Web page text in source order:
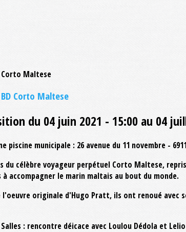
Corto Maltese
du 04 juin 2021 - 15:00 au 04
piscine municipale : 26 avenue du 11 novembre -
célèbre voyageur perpétuel Corto Maltese,
accompagner le marin maltais au bout du monde.
originale d'Hugo Pratt, ils ont renoué avec
Salles : rencontre déicace avec Loulou Dédola et